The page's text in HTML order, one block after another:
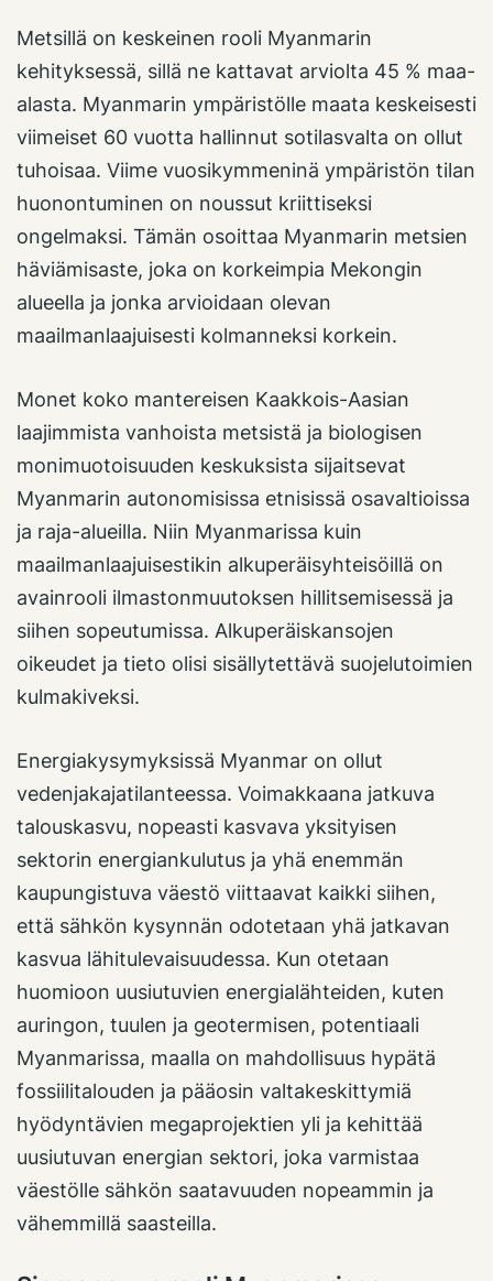
Metsillä on keskeinen rooli Myanmarin
kehityksessä, sillä ne kattavat arviolta 45 % maa-
alasta. Myanmarin ympäristölle maata keskeisesti
viimeiset 60 vuotta hallinnut sotilasvalta on ollut
tuhoisaa. Viime vuosikymmeninä ympäristön tilan
huonontuminen on noussut kriittiseksi
ongelmaksi. Tämän osoittaa Myanmarin metsien
häviämisaste, joka on korkeimpia Mekongin
alueella ja jonka arvioidaan olevan
maailmanlaajuisesti kolmanneksi korkein.
Monet koko mantereisen Kaakkois-Aasian
laajimmista vanhoista metsistä ja biologisen
monimuotoisuuden keskuksista sijaitsevat
Myanmarin autonomisissa etnisissä osavaltioissa
ja raja-alueilla. Niin Myanmarissa kuin
maailmanlaajuisestikin alkuperäisyhteisöillä on
avainrooli ilmastonmuutoksen hillitsemisessä ja
siihen sopeutumissa. Alkuperäiskansojen
oikeudet ja tieto olisi sisällytettävä suojelutoimien
kulmakiveksi.
Energiakysymyksissä Myanmar on ollut
vedenjakajatilanteessa. Voimakkaana jatkuva
talouskasvu, nopeasti kasvava yksityisen
sektorin energiankulutus ja yhä enemmän
kaupungistuva väestö viittaavat kaikki siihen,
että sähkön kysynnän odotetaan yhä jatkavan
kasvua lähitulevaisuudessa. Kun otetaan
huomioon uusiutuvien energialähteiden, kuten
auringon, tuulen ja geotermisen, potentiaali
Myanmarissa, maalla on mahdollisuus hypätä
fossiilitalouden ja pääosin valtakeskittymiä
hyödyntävien megaprojektien yli ja kehittää
uusiutuvan energian sektori, joka varmistaa
väestölle sähkön saatavuuden nopeammin ja
vähemmillä saasteilla.